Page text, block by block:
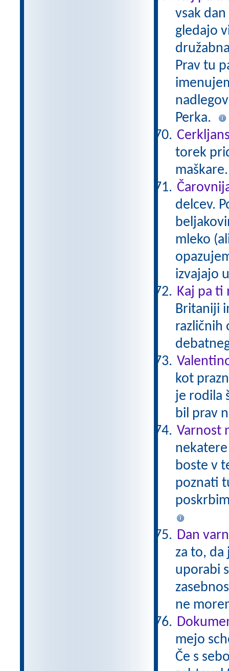
vsak
gledajo
Prav tu
Perka.
torek
delcev.
mleko
izvajajo
Kaj pa ti
Britaniji
različnih
kot
je rodila
bil prav
Varnost
boste v
poznati
Dan
za to, da
uporabi
ne
mejo
Če s